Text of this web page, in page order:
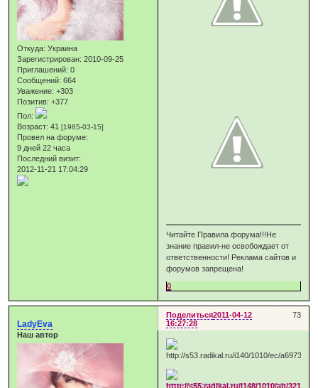
Откуда: Украина
Зарегистрирован: 2010-09-25
Приглашений: 0
Сообщений: 664
Уважение: +303
Позитив: +377
Пол:
Возраст: 41[1985-03-15]
Провел на форуме:
9 дней 22 часа
Последний визит:
2012-11-21 17:04:29
Читайте Правила форума!!!Не
знание правил-не освобождает от
ответственности! Реклама сайтов и
форумов запрещена!
0
Поделиться 73
2011-04-12
16:27:28
LadyEva
Наш автор